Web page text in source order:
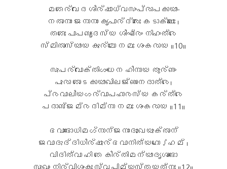
മതേര്വേദശീര്ഷാധ്വസംപ്രാപകായാ-
നതാനാം ജനാനാം കൃപാര്ദ്രൈഃ കടാക്ഷൈഃ ।
തതേഃ പാപബൃംദസ്യ ശീഘ്രം നിഹംത്രേ
സ്മിതാസ്യായ കുര്മോ നമഃ ശംകരായ ॥10॥
സുപര്വോക്തിഗംധേന ഹീനായ തൂര്ണം
പുരാ തോടകായാഖിലജ്ഞാനദാത്രേ।
പ്രവാലീയഗര്വാപഹാരസ്യ കര്ത്രേ
പദാബ്ജമ്രദിമ്നാ നമഃ ശംകരായ ॥11॥
ഭവാംഭോധിമഗ്നാന്ജനാംദുഃഖയുക്താന്
ജവാദുദ്ദിധീര്ഷുര്ഭവാനിത്യഹോഽഹമ് ।
വിദിത്വാ ഹി തേ കീര്തിമന്യാദൃശാംഭോ